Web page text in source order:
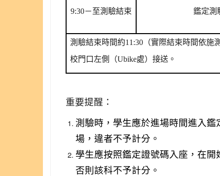
9:30－至測驗結束 鑑定測
測驗結束時間約11:30（實際結束時間依施
校門口左側（Ubike處）接送。
重要提醒：
測驗時，學生應於進場時間進入
場，違者不予計分。
學生應按照鑑定證號碼入座，在
否則該科不予計分。